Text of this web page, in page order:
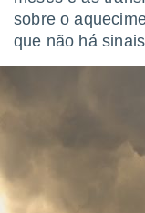
ou
sobre o
que não há